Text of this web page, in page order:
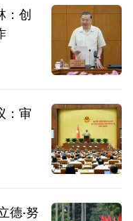
：创
：审
德·努